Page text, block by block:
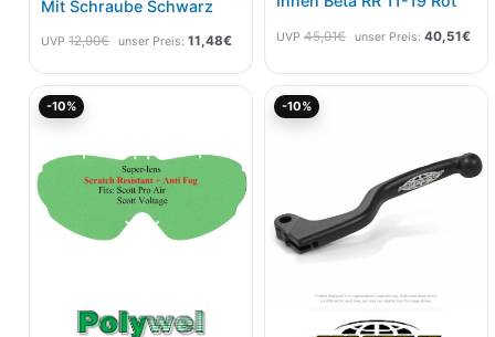
Mit Schraube Schwarz
UVP 12,90€ unser Preis: 11,48€ UVP 45,01€ unser Preis: 40,51€
-10%
Aktueller
-10%